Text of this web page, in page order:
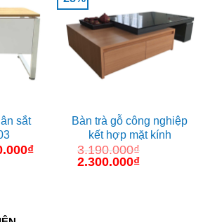
sắt
₫Giá
Bàn trà gỗ công nghiệp
kết hợp mặt kính
3.190.000₫
Giá
2.300.000₫Giá